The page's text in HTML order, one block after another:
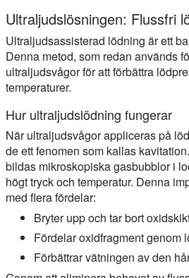
Ultraljudslösningen: Flussfri
Ultraljudsassisterad lödning är ett
Denna metod, som redan används
ultraljudsvågor för att förbättra
temperaturer.
Hur ultraljudslödning fungerar
När ultraljudsvågor appliceras på
de ett fenomen som kallas
bildas mikroskopiska gasbubblor i
högt tryck och temperatur. Denna
med flera fördelar:
Bryter upp och tar bort
Fördelar oxidfragment genom
Förbättrar vätningen av den